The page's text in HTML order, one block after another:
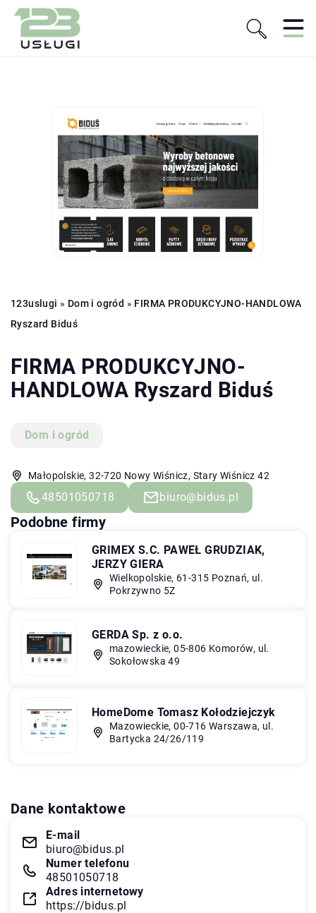
123uslugi » Dom i ogród » FIRMA PRODUKCYJNO-HANDLOWA
Ryszard Biduś
FIRMA PRODUKCYJNO-
HANDLOWA Ryszard Biduś
Dom i ogród
Małopolskie, 32-720 Nowy Wiśnicz, Stary Wiśnicz 42
48501050718 biuro@bidus.pl
Podobne firmy
GRIMEX S.C. PAWEŁ GRUDZIAK,
JERZY GIERA
Wielkopolskie, 61-315 Poznań, ul.
Pokrzywno 5Z
GERDA Sp. z o.o.
mazowieckie, 05-806 Komorów, ul.
Sokołowska 49
HomeDome Tomasz Kołodziejczyk
Mazowieckie, 00-716 Warszawa, ul.
Bartycka 24/26/119
Dane kontaktowe
E-mail
biuro@bidus.pl
Numer telefonu
48501050718
Adres internetowy
https://bidus.pl